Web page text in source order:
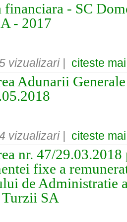
financiara - SC
- 2017
vizualizari | citeste
Adunarii
vizualizari | citeste
nr. 47/
fixe a
de Administratie
Turzii SA